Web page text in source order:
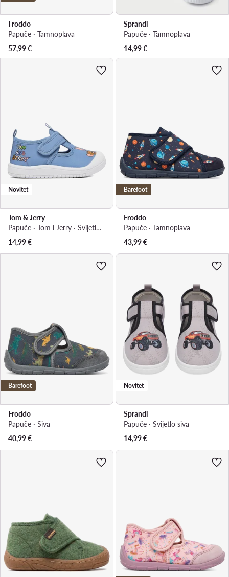
Froddo
Papuče · Tamnoplava
57,99€
Sprandi
Papuče · Tamnoplava
14,99€
Novitet
Tom & Jerry
Papuče · Tom i Jerry · Svijetlo plava
14,99€
Barefoot
Froddo
Papuče · Tamnoplava
43,99€
Barefoot
Froddo
Papuče · Siva
40,99€
Novitet
Sprandi
Papuče · Svijetlo siva
14,99€